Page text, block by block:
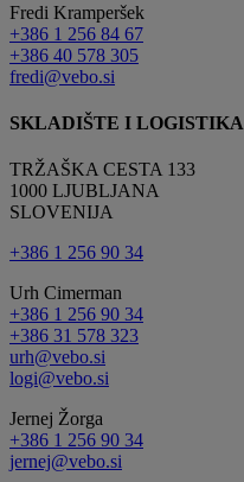
Fredi Kramperšek
+386 1 256 84 67
+386 40 578 305
fredi@vebo.si
SKLADIŠTE I LOGISTIKA
TRŽAŠKA CESTA 133
1000 LJUBLJANA
SLOVENIJA
+386 1 256 90 34
Urh Cimerman
+386 1 256 90 34
+386 31 578 323
urh@vebo.si
logi@vebo.si
Jernej Žorga
+386 1 256 90 34
jernej@vebo.si